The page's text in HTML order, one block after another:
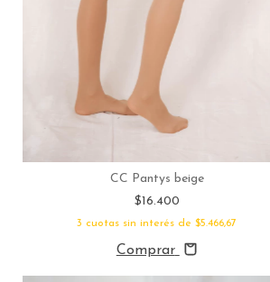
CC Pantys beige
$16.400
3 cuotas sin interés de$5.466,67
Comprar